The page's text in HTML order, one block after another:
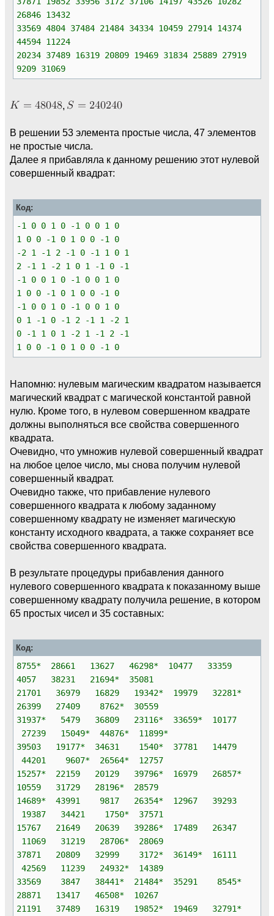
26846 13432
33569 4804 37484 21484 34334 10459 27914 14374
44594 11224
20234 37489 16319 20809 19469 31834 25889 27919
9209 31069
,
В решении 53 элемента простые числа, 47 элементов
не простые числа.
Далее я прибавляла к данному решению этот нулевой
совершенный квадрат:
Код:
-1 0 0 1 0 -1 0 0 1 0
1 0 0 -1 0 1 0 0 -1 0
-2 1 -1 2 -1 0 -1 1 0 1
2 -1 1 -2 1 0 1 -1 0 -1
-1 0 0 1 0 -1 0 0 1 0
1 0 0 -1 0 1 0 0 -1 0
-1 0 0 1 0 -1 0 0 1 0
0 1 -1 0 -1 2 -1 1 -2 1
0 -1 1 0 1 -2 1 -1 2 -1
1 0 0 -1 0 1 0 0 -1 0
Напомню: нулевым магическим квадратом называется
магический квадрат с магической константой равной
нулю. Кроме того, в нулевом совершенном квадрате
должны выполняться все свойства совершенного
квадрата.
Очевидно, что умножив нулевой совершенный квадрат
на любое целое число, мы снова получим нулевой
совершенный квадрат.
Очевидно также, что прибавление нулевого
совершенного квадрата к любому заданному
совершенному квадрату не изменяет магическую
константу исходного квадрата, а также сохраняет все
свойства совершенного квадрата.
В результате процедуры прибавления данного
нулевого совершенного квадрата к показанному выше
совершенному квадрату получила решение, в котором
65 простых чисел и 35 составных:
Код:
8755* 28661 13627 46298* 10477 33359
4057 38231 21694* 35081
21701 36979 16829 19342* 19979 32281*
26399 27409 8762* 30559
31937* 5479 36809 23116* 33659* 10177
27239 15049* 44876* 11899*
39503 19177* 34631 1540* 37781 14479
44201 9607* 26564* 12757
15257* 22159 20129 39796* 16979 26857*
10559 31729 28196* 28579
14689* 43991 9817 26354* 12967 39293
19387 34421 1750* 37571
15767 21649 20639 39286* 17489 26347
11069 31219 28706* 28069
37871 20809 32999 3172* 36149* 16111
42569 11239 24932* 14389
33569 3847 38441* 21484* 35291 8545*
28871 13417 46508* 10267
21191 37489 16319 19852* 19469 32791*